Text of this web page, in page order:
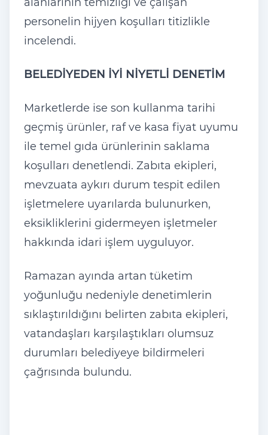
personelin hijyen koşulları titizlikle
incelendi.
BELEDİYEDEN İYİ NİYETLİ DENETİM
Marketlerde ise son kullanma tarihi
geçmiş ürünler, raf ve kasa fiyat uyumu
ile temel gıda ürünlerinin saklama
koşulları denetlendi. Zabıta ekipleri,
mevzuata aykırı durum tespit edilen
işletmelere uyarılarda bulunurken,
eksikliklerini gidermeyen işletmeler
hakkında idari işlem uyguluyor.
Ramazan ayında artan tüketim
yoğunluğu nedeniyle denetimlerin
sıklaştırıldığını belirten zabıta ekipleri,
vatandaşları karşılaştıkları olumsuz
durumları belediyeye bildirmeleri
çağrısında bulundu.